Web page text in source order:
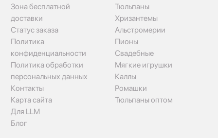
Зона бесплатной
доставки
Статус заказа
Политика
конфиденциальности
Политика обработки
персональных данных
Контакты
Карта сайта
Для LLM
Блог
Тюльпаны
Хризантемы
Альстромерии
Пионы
Свадебные
Мягкие игрушки
Каллы
Ромашки
Тюльпаны оптом